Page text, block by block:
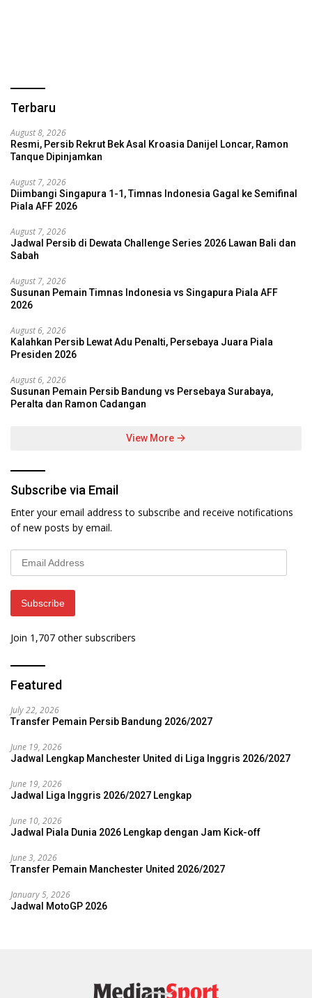
Terbaru
August 8, 2026
Resmi, Persib Rekrut Bek Asal Kroasia Danijel Loncar, Ramon
Tanque Dipinjamkan
August 7, 2026
Diimbangi Singapura 1-1, Timnas Indonesia Gagal ke Semifinal
Piala AFF 2026
August 7, 2026
Jadwal Persib di Dewata Challenge Series 2026 Lawan Bali dan
Sabah
August 7, 2026
Susunan Pemain Timnas Indonesia vs Singapura Piala AFF
2026
August 6, 2026
Kalahkan Persib Lewat Adu Penalti, Persebaya Juara Piala
Presiden 2026
August 6, 2026
Susunan Pemain Persib Bandung vs Persebaya Surabaya,
Peralta dan Ramon Cadangan
View More
Subscribe via Email
Enter your email address to subscribe and receive notifications
of new posts by email.
Email
Address
Subscribe
Join 1,707 other subscribers
Featured
July 22, 2026
Transfer Pemain Persib Bandung 2026/2027
June 19, 2026
Jadwal Lengkap Manchester United di Liga Inggris 2026/2027
June 19, 2026
Jadwal Liga Inggris 2026/2027 Lengkap
June 10, 2026
Jadwal Piala Dunia 2026 Lengkap dengan Jam Kick-off
June 3, 2026
Transfer Pemain Manchester United 2026/2027
January 5, 2026
Jadwal MotoGP 2026